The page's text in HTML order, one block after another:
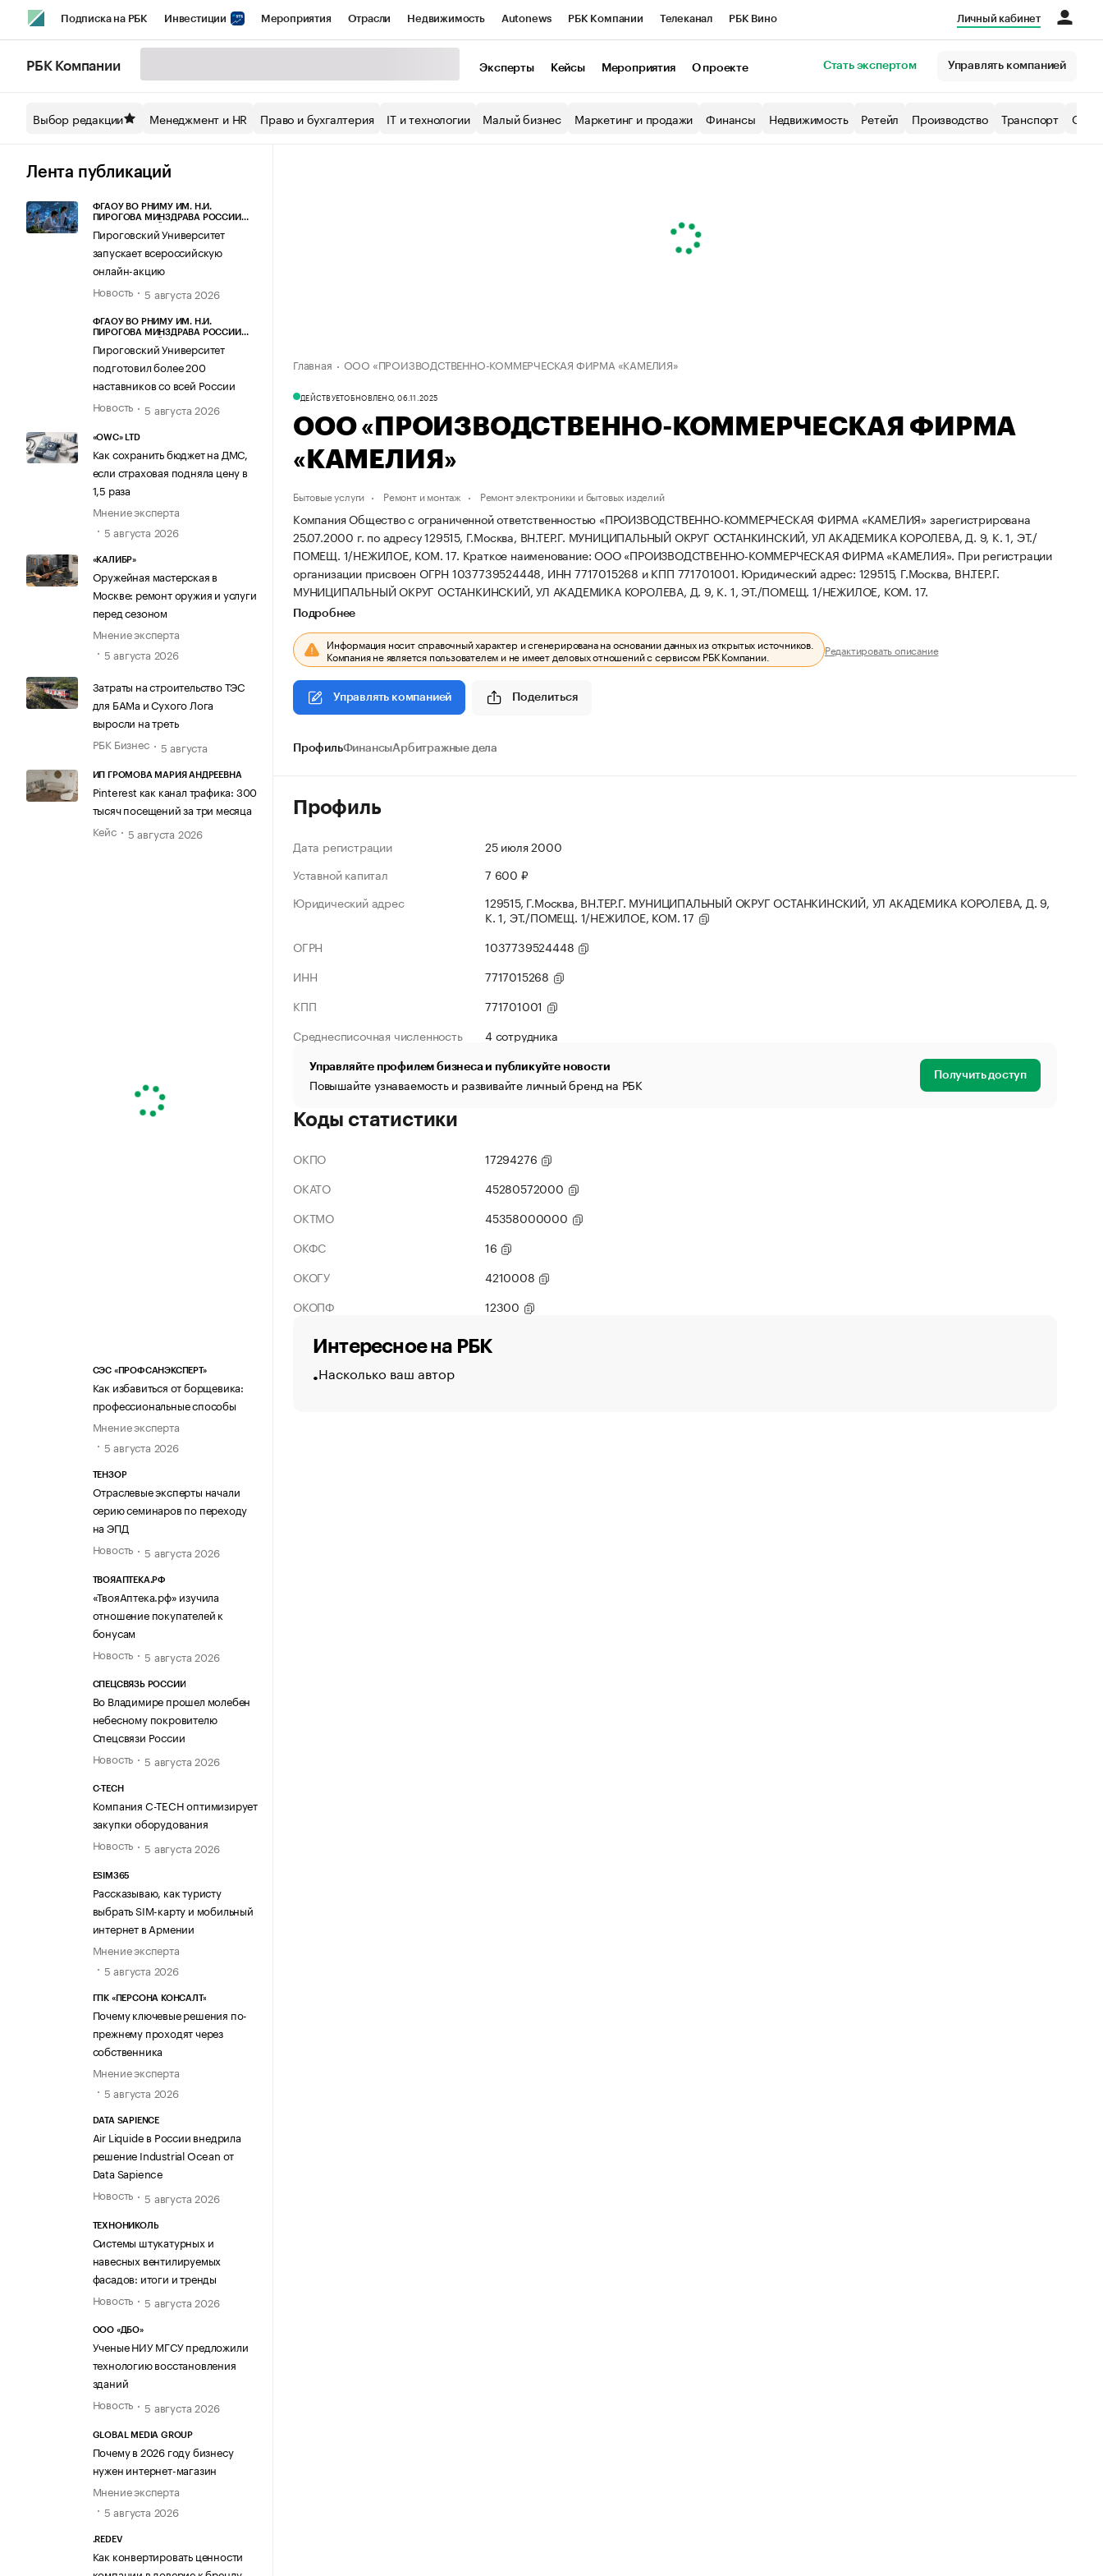
Подписка на РБК Инвестиции Мероприятия Отрасли Недвижимость Autonews РБК Компании Телеканал РБК Вино
Спецпроекты СПб Конференции СПб Спецпроекты Экономика Бизнес
Технологии и медиа
Личный кабинет
РБК Компании Эксперты Кейсы Мероприятия О проекте Стать экспертом Управлять компанией
Выбор редакции Менеджмент и HR Право и бухгалтерия IT и технологии Малый бизнес Маркетинг и продажи Финансы Недвижимость Ретейл Производство Транспорт
Лента публикаций
ФГАОУ ВО РНИМУ ИМ. Н.И.
ПИРОГОВА МИНЗДРАВА РОССИИ
Пироговский Университет
запускает всероссийскую
онлайн-акцию
Новость
5 августа 2026
ФГАОУ ВО РНИМУ ИМ. Н.И.
ПИРОГОВА МИНЗДРАВА РОССИИ
Пироговский Университет
подготовил более 200
наставников со всей России
Новость
5 августа 2026
«OWC» LTD
Как сохранить бюджет на ДМС,
если страховая подняла цену в
1,5 раза
Мнение эксперта
5 августа 2026
«КАЛИБР»
Оружейная мастерская в
Москве: ремонт оружия и услуги
перед сезоном
Мнение эксперта
5 августа 2026
Затраты на строительство ТЭС
для БАМа и Сухого Лога
выросли на треть
РБК Бизнес
5 августа
ИП ГРОМОВА МАРИЯ АНДРЕЕВНА
Pinterest как канал трафика: 300
тысяч посещений за три месяца
Кейс
5 августа 2026
СЭС «ПРОФСАНЭКСПЕРТ»
Как избавиться от борщевика:
профессиональные способы
Мнение эксперта
5 августа 2026
ТЕНЗОР
Отраслевые эксперты начали
серию семинаров по переходу
на ЭПД
Новость
5 августа 2026
ТВОЯАПТЕКА.РФ
«ТвояАптека.рф» изучила
отношение покупателей к
бонусам
Новость
5 августа 2026
СПЕЦСВЯЗЬ РОССИИ
Во Владимире прошел молебен
небесному покровителю
Спецсвязи России
Новость
5 августа 2026
C-TECH
Компания C-TECH оптимизирует
закупки оборудования
Новость
5 августа 2026
ESIM365
Рассказываю, как туристу
выбрать SIM-карту и мобильный
интернет в Армении
Мнение эксперта
5 августа 2026
ГПК «ПЕРСОНА КОНСАЛТ»
Почему ключевые решения по-
прежнему проходят через
собственника
Мнение эксперта
5 августа 2026
DATA SAPIENCE
Air Liquide в России внедрила
решение Industrial Ocean от
Data Sapience
Новость
5 августа 2026
ТЕХНОНИКОЛЬ
Системы штукатурных и
навесных вентилируемых
фасадов: итоги и тренды
Новость
5 августа 2026
ООО «ДБО»
Ученые НИУ МГСУ предложили
технологию восстановления
зданий
Новость
5 августа 2026
GLOBAL MEDIA GROUP
Почему в 2026 году бизнесу
нужен интернет-магазин
Мнение эксперта
5 августа 2026
.REDEV
Как конвертировать ценности
Главная ООО «ПРОИЗВОДСТВЕННО-КОММЕРЧЕСКАЯ ФИРМА «КАМЕЛИЯ»
ДЕЙСТВУЕТОБНОВЛЕНО, 06.11.2025
ООО «ПРОИЗВОДСТВЕННО-КОММЕРЧЕСКАЯ ФИРМА
«КАМЕЛИЯ»
Бытовые услуги Ремонт и монтаж Ремонт электроники и бытовых изделий
Компания Общество с ограниченной ответственностью «ПРОИЗВОДСТВЕННО-КОММЕРЧЕСКАЯ ФИРМА «КАМЕЛИЯ» зарегистрирована
25.07.2000 г. по адресу 129515, Г.Москва, ВН.ТЕР.Г. МУНИЦИПАЛЬНЫЙ ОКРУГ ОСТАНКИНСКИЙ, УЛ АКАДЕМИКА КОРОЛЕВА, Д. 9, К. 1, ЭТ./
ПОМЕЩ. 1/НЕЖИЛОЕ, КОМ. 17. Краткое наименование: ООО «ПРОИЗВОДСТВЕННО-КОММЕРЧЕСКАЯ ФИРМА «КАМЕЛИЯ». При регистрации
организации присвоен ОГРН 1037739524448, ИНН 7717015268 и КПП 771701001. Юридический адрес: 129515, Г.Москва, ВН.ТЕР.Г.
МУНИЦИПАЛЬНЫЙ ОКРУГ ОСТАНКИНСКИЙ, УЛ АКАДЕМИКА КОРОЛЕВА, Д. 9, К. 1, ЭТ./ПОМЕЩ. 1/НЕЖИЛОЕ, КОМ. 17.
Подробнее
Информация носит справочный характер и сгенерирована на основании данных из открытых источников.
Компания не является пользователем и не имеет деловых отношений с сервисом РБК Компании. Редактировать описание
Управлять компанией Поделиться
ПрофильФинансыАрбитражные дела
Профиль
Дата регистрации
25 июля 2000
Уставной капитал
7 600 ₽
Юридический адрес
129515, Г.Москва, ВН.ТЕР.Г. МУНИЦИПАЛЬНЫЙ ОКРУГ ОСТАНКИНСКИЙ, УЛ АКАДЕМИКА КОРОЛЕВА, Д. 9,
К. 1, ЭТ./ПОМЕЩ. 1/НЕЖИЛОЕ, КОМ. 17
ОГРН
1037739524448
ИНН
7717015268
КПП
771701001
Среднесписочная численность
4 сотрудника
Управляйте профилем бизнеса и публикуйте новости
Повышайте узнаваемость и развивайте личный бренд на РБК Получить доступ
Коды статистики
ОКПО
17294276
ОКАТО
45280572000
ОКТМО
45358000000
ОКФС
16
ОКОГУ
4210008
ОКОПФ
12300
Интересное на РБК
Насколько ваш автор